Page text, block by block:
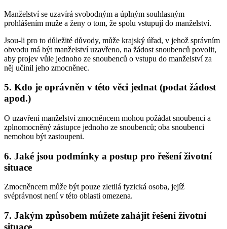
Manželství se uzavírá svobodným a úplným souhlasným
prohlášením muže a ženy o tom, že spolu vstupují do manželství.
Jsou-li pro to důležité důvody, může krajský úřad, v jehož správním
obvodu má být manželství uzavřeno, na žádost snoubenců povolit,
aby projev vůle jednoho ze snoubenců o vstupu do manželství za
něj učinil jeho zmocněnec.
5. Kdo je oprávněn v této věci jednat (podat žádost
apod.)
O uzavření manželství zmocněncem mohou požádat snoubenci a
zplnomocněný zástupce jednoho ze snoubenců; oba snoubenci
nemohou být zastoupeni.
6. Jaké jsou podmínky a postup pro řešení životní
situace
Zmocněncem může být pouze zletilá fyzická osoba, jejíž
svéprávnost není v této oblasti omezena.
7. Jakým způsobem můžete zahájit řešení životní
situace